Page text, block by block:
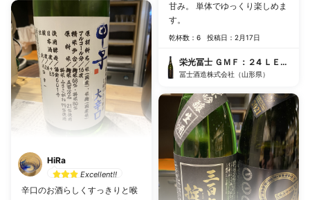
HiRa
Excellent!!
辛口のお酒らしくすっきりと喉
甘み。 単体でゆっくり楽しめま
す。
乾杯数：6 投稿日：2月17日
栄光冨士 ＧＭＦ：２4 ＬＥＧＥＮ
冨士酒造株式会社（山形県）